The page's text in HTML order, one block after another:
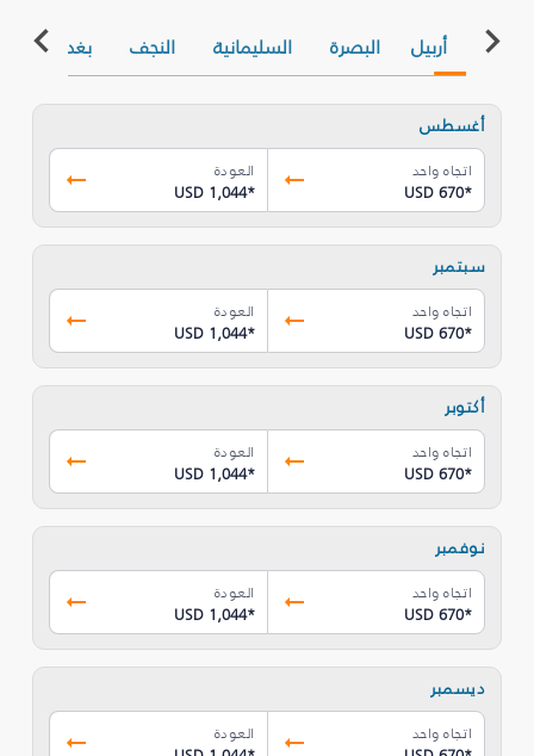
أربيل البصرة‎ السليمانية‎ النجف بغداد
أغسطس
اتجاه واحد
USD 670*
العودة
USD 1,044*
سبتمبر
اتجاه واحد
USD 670*
العودة
USD 1,044*
أكتوبر
اتجاه واحد
USD 670*
العودة
USD 1,044*
نوفمبر
اتجاه واحد
USD 670*
العودة
USD 1,044*
ديسمبر
اتجاه واحد العودة